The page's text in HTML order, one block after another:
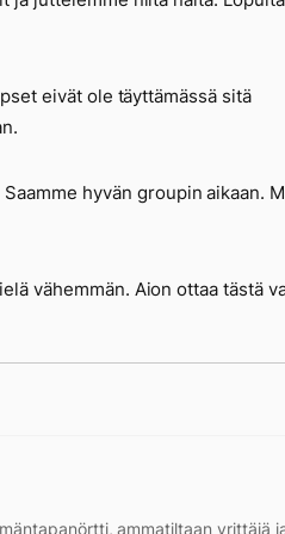
eivät ole täyttämässä sitä
hyvän groupin aikaan.
vähemmän. Aion ottaa tästä
ammatiltaan yrittäjä